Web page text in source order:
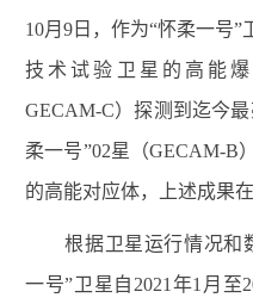
10月 9 日，作为“怀柔一号”
技术试验卫星的高能
GECAM-C）探测到迄今最
柔一号”02星（GECAM-B
的高能对应体，上述成果
根据卫星运行情况和
一号”卫星自 2021 年1 月至